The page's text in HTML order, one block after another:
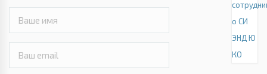
о СИ
ЭНД Ю
КО